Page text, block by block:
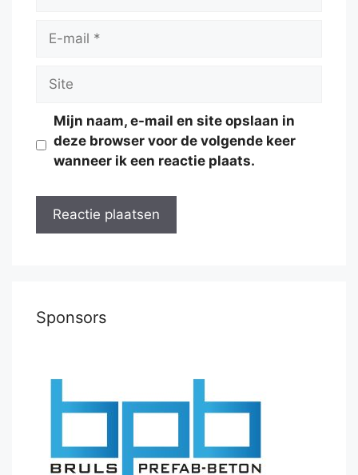
Site
Mijn naam, e-mail en site opslaan in
deze browser voor de volgende keer
wanneer ik een reactie plaats.
Sponsors